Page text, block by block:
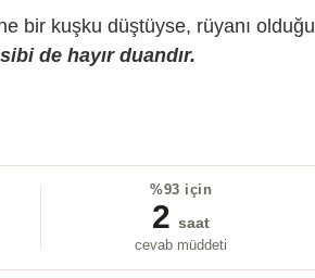
bir kuşku düştüyse, rüyanı olduğu
de hayır duandır.
%93 için
2 saat
cevab müddeti